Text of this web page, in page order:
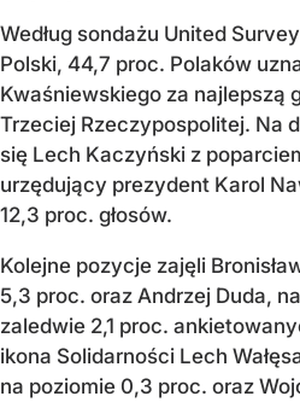
Według sondażu United
Polski, 44,7 proc. Polaków
Kwaśniewskiego za najlepszą
Trzeciej Rzeczypospolitej. Na
się Lech Kaczyński z
urzędujący prezydent Karol
12,3 proc. głosów.
Kolejne pozycje zajęli
5,3 proc. oraz Andrzej Duda,
zaledwie 2,1 proc.
ikona Solidarności Lech
na poziomie 0,3 proc. oraz